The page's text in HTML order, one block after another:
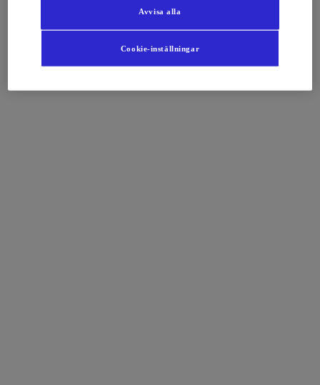
Cookie-inställningar
Avvisa alla